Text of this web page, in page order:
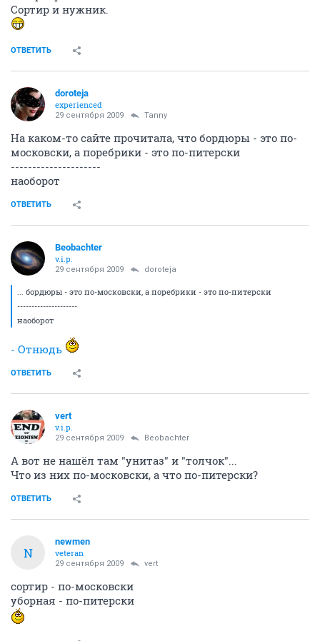
Сортир и нужник.
ОТВЕТИТЬ
doroteja
experienced
29 сентября 2009 Tanny
На каком-то сайте прочитала, что бордюры - это по-
московски, а поребрики - это по-питерски
---------------------
наоборот
ОТВЕТИТЬ
Beobachter
v.i.p.
29 сентября 2009 doroteja
... бордюры - это по-московски, а поребрики - это по-питерски
---------------------
наоборот
- Отнюдь
ОТВЕТИТЬ
vert
v.i.p.
29 сентября 2009 Beobachter
А вот не нашёл там "унитаз" и "толчок"...
Что из них по-московски, а что по-питерски?
ОТВЕТИТЬ
N
newmen
veteran
29 сентября 2009 vert
сортир - по-московски
уборная - по-питерски